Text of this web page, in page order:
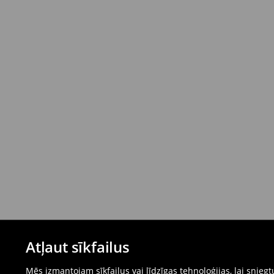
Atļaut sīkfailus
Mēs izmantojam sīkfailus vai līdzīgas tehnoloģijas, lai